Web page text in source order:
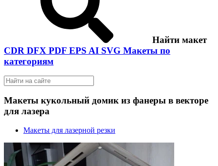
Найти макет
CDR DFX PDF EPS AI SVG Макеты по
категориям
Макеты кукольный домик из фанеры в векторе
для лазера
Макеты для лазерной резки